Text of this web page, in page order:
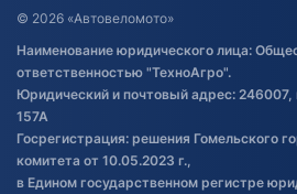
Договор публичной оферты
Обработка файлов cookie
Постановка транспорта на учет
Обновления в ЭПТС 2024
© 2026 «Автовеломото»
Наименование юридического лица:
ответственностью "ТехноАгро".
Юридический и почтовый адрес: 246007,
157А
Госрегистрация: решения Гомельского
комитета от 10.05.2023 г.,
в Едином государственном регистре